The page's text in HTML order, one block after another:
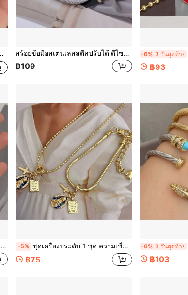
สร้อยข้อมือสเตนเลสสตีลปรับได้ ดีไซน์ทองและเงินสองสี เหมาะสำหรับใส่ในชีวิตประจำวัน สไตล์พังก์/กอธ ของขวัญที่ดีที่สุด
฿109
-6% 3 วันสุดท้าย
฿93
ญ -5% ชุดเครื่องประดับ 1 ชุด ความเชื่อทางศาสนา พระแม่มารี กางเขน พระคัมภีร์ จี้ สร้อยคอ/กำไล/แหวน ชุบทองคำ 18K พร้อมคิวบิคเซอร์โคเนีย เหมาะสำหรับทั้งผู้ชายและผู้หญิงในชีวิตประจำวัน
฿75
-6% 3 วันสุดท้าย
฿103